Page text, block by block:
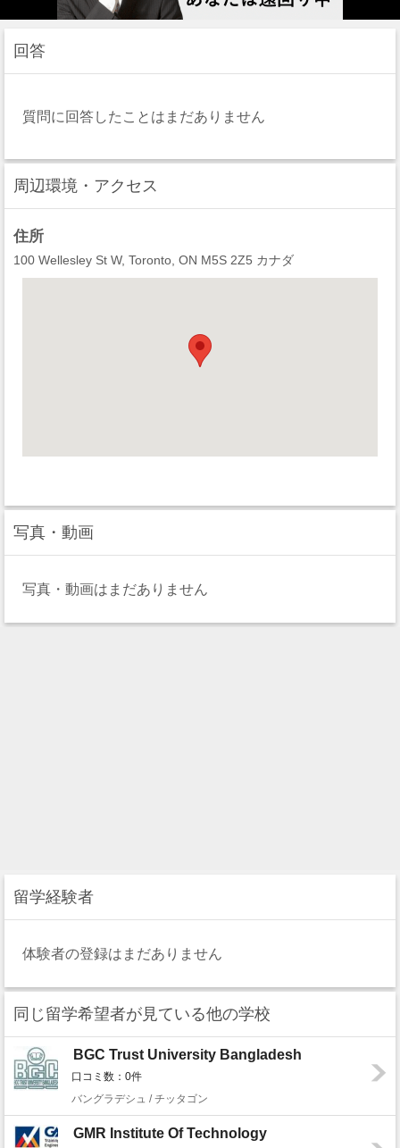
回答
質問に回答したことはまだありません
周辺環境・アクセス
住所
100 Wellesley St W, Toronto, ON M5S 2Z5 カナダ
写真・動画
写真・動画はまだありません
留学経験者
体験者の登録はまだありません
同じ留学希望者が見ている他の学校
BGC Trust University Bangladesh
口コミ数：0件
バングラデシュ / チッタゴン
GMR Institute Of Technology